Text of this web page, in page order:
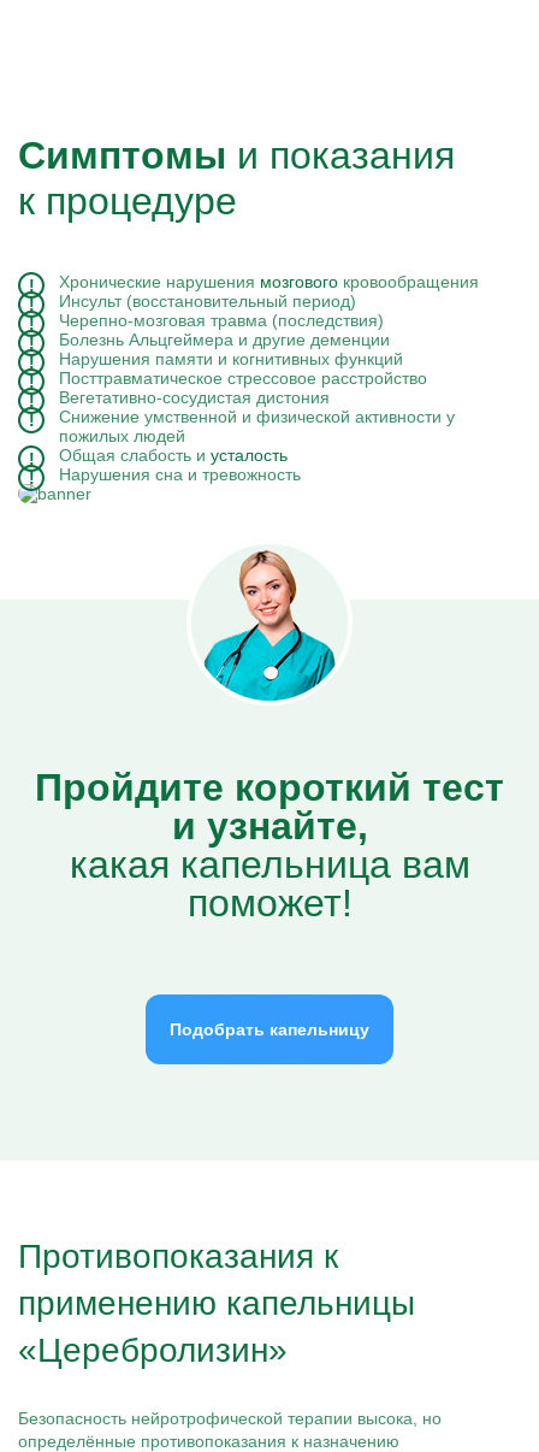
Симптомы и показания
к процедуре
Хронические нарушения мозгового кровообращения
Инсульт (восстановительный период)
Черепно-мозговая травма (последствия)
Болезнь Альцгеймера и другие деменции
Нарушения памяти и когнитивных функций
Посттравматическое стрессовое расстройство
Вегетативно-сосудистая дистония
Снижение умственной и физической активности у
пожилых людей
Общая слабость и усталость
Нарушения сна и тревожность
Пройдите короткий тест
и узнайте,
какая капельница вам
поможет!
Подобрать капельницу
Противопоказания к
применению капельницы
«Церебролизин»
Безопасность нейротрофической терапии высока, но
определённые противопоказания к назначению